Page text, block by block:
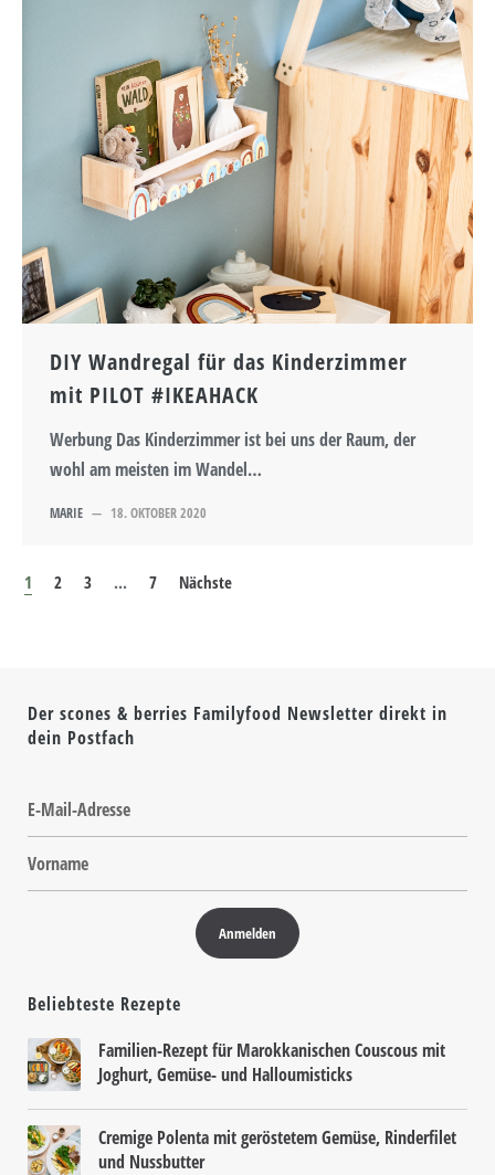
DIY Wandregal für das Kinderzimmer
mit PILOT #IKEAHACK
Werbung Das Kinderzimmer ist bei uns der Raum, der
wohl am meisten im Wandel…
MARIE — 18. OKTOBER 2020
1 2 3 ... 7 Nächste
Der scones & berries Familyfood Newsletter direkt in
dein Postfach
Beliebteste Rezepte
Familien-Rezept für Marokkanischen Couscous mit
Joghurt, Gemüse- und Halloumisticks
Cremige Polenta mit geröstetem Gemüse, Rinderfilet
und Nussbutter